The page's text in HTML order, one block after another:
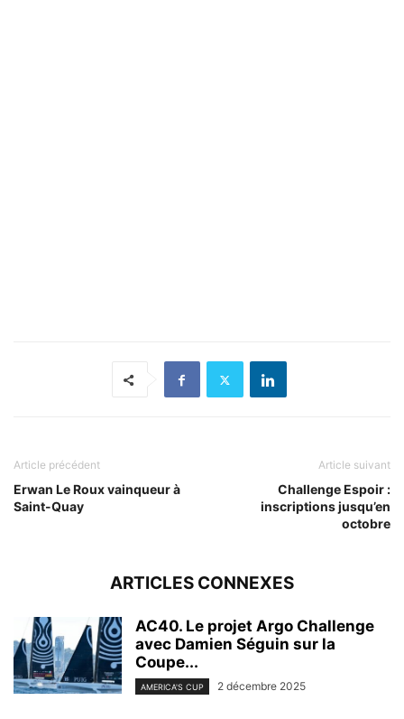
Article précédent
Erwan Le Roux vainqueur à
Saint-Quay
Article suivant
Challenge Espoir :
inscriptions jusqu’en
octobre
ARTICLES CONNEXES
AC40. Le projet Argo Challenge
avec Damien Séguin sur la
Coupe...
AMERICA'S CUP 2 décembre 2025